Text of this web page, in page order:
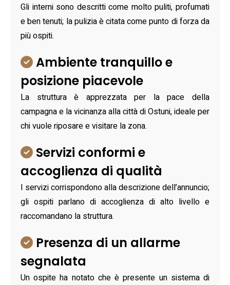
Gli interni sono descritti come molto puliti, profumati
e ben tenuti; la pulizia è citata come punto di forza da
più ospiti.
Ambiente tranquillo e
posizione piacevole
La struttura è apprezzata per la pace della
campagna e la vicinanza alla città di Ostuni, ideale per
chi vuole riposare e visitare la zona.
Servizi conformi e
accoglienza di qualità
I servizi corrispondono alla descrizione dell’annuncio;
gli ospiti parlano di accoglienza di alto livello e
raccomandano la struttura.
Presenza di un allarme
segnalata
Un ospite ha notato che è presente un sistema di